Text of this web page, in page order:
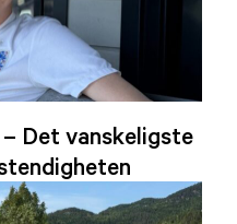
Det vanskeligste